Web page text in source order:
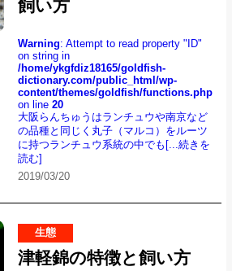
飼い方
Warning: Attempt to read property "ID"
on string in
/home/ykgfdiz18165/goldfish-
dictionary.com/public_html/wp-
content/themes/goldfish/functions.php
on line20
大阪らんちゅうはランチュウや南京など
の品種と同じく丸子（マルコ）をルーツ
に持つランチュウ系統の中でも [...続きを
読む]
2019/03/20
生態
津軽錦の特徴と飼い方